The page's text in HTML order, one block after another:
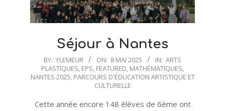
Séjour à Nantes
2025-
BY: YLEMEUR ON: 8 MAI 2025 IN: ARTS
PLASTIQUES EPS FEATURED MATHÉMATIQUES
NANTES 2025 PARCOURS D'ÉDUCATION ARTISTIQUE ET
CULTURELLE
Cette année encore 148 élèves de 6ème ont